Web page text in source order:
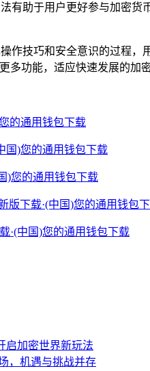
有助于用户更好参与加密
作技巧和安全意识的过程
多功能，适应快速发展的加
的通用钱包下载
国)您的通用钱包下载
)您的通用钱包下载
版下载·(中国)您的通用钱包
·(中国)您的通用钱包下载
启加密世界新玩法
，机遇与挑战并存